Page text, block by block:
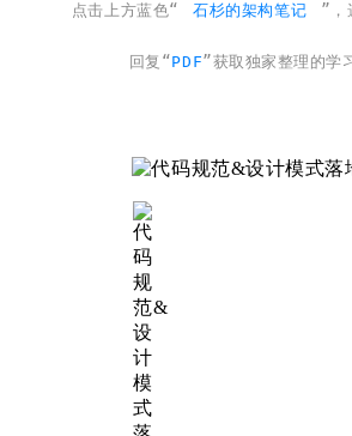
点击上方蓝色“ 石杉的架构笔记 ”，
回复“ PDF”获取独家整理的学